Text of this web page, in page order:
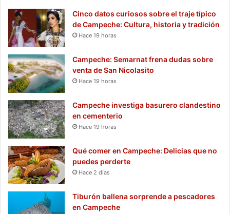
Cinco datos curiosos sobre el traje típico
de Campeche: Cultura, historia y tradición
Hace 19 horas
Campeche: Semarnat frena dudas sobre
venta de San Nicolasito
Hace 19 horas
Campeche investiga basurero clandestino
en cementerio
Hace 19 horas
Qué comer en Campeche: Delicias que no
puedes perderte
Hace 2 días
Tiburón ballena sorprende a pescadores
en Campeche